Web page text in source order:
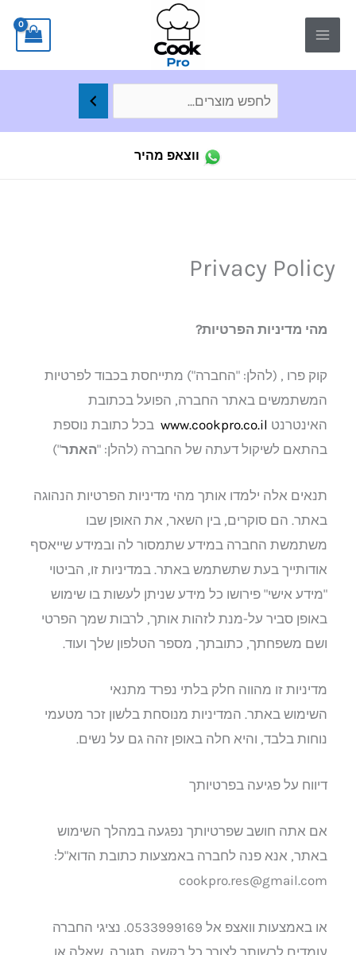
לתוכן
ווצאפ מהיר
Privacy Policy
מהי מדיניות הפרטיות?
קוק פרו , (להלן: "החברה") מתייחסת בכבוד לפרטיות
המשתמשים באתר החברה, הפועל בכתובת
האינטרנט www.cookpro.co.il בכל כתובת נוספת
בהתאם לשיקול דעתה של החברה (להלן: "האתר")
תנאים אלה ילמדו אותך מהי מדיניות הפרטיות הנהוגה
באתר. הם סוקרים, בין השאר, את האופן שבו
משתמשת החברה במידע שתמסור לה ובמידע שייאסף
אודותייך בעת שתשתמש באתר. במדיניות זו, הביטוי
"מידע אישי" פירושו כל מידע שניתן לעשות בו שימוש
באופן סביר על-מנת לזהות אותך, לרבות שמך הפרטי
ושם משפחתך, כתובתך, מספר הטלפון שלך ועוד.
מדיניות זו מהווה חלק בלתי נפרד מתנאי
השימוש באתר. המדיניות מנוסחת בלשון זכר מטעמי
נוחות בלבד, והיא חלה באופן זהה גם על נשים.
דיווח על פגיעה בפרטיותך
אם אתה חושב שפרטיותך נפגעה במהלך השימוש
באתר, אנא פנה לחברה באמצעות כתובת הדוא"ל:
cookpro.res@gmail.com
או באמצעות וואצפ אל 0533999169.
נציגי החברה
עומדים לרשותך לצורך כל בקשה, תגובה, שאלה או